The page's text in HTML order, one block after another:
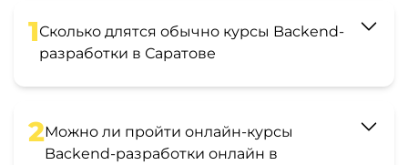
1Сколько длятся обычно курсы Backend-
разработки в Саратове
2Можно ли пройти онлайн-курсы
Backend-разработки онлайн в